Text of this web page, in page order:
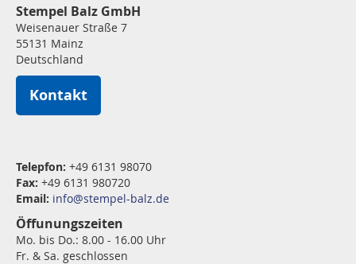
Stempel Balz GmbH
Weisenauer Straße 7
55131 Mainz
Deutschland
Kontakt
Telepfon: +49 6131 98070
Fax: +49 6131 980720
Email: info@stempel-balz.de
Öffunungszeiten
Mo. bis Do.: 8.00 - 16.00 Uhr
Fr. & Sa. geschlossen